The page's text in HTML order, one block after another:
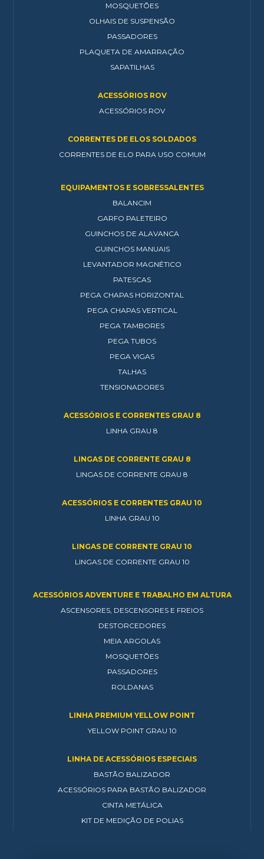
MOSQUETÕES
OLHAIS DE SUSPENSÃO
PASSADORES
PLAQUETA DE AMARRAÇÃO
SAPATILHAS
ACESSÓRIOS ROV
ACESSÓRIOS ROV
CORRENTES DE ELOS SOLDADOS
CORRENTES DE ELO PARA USO COMUM
EQUIPAMENTOS E SOBRESSALENTES
BALANCIM
GARFO PALETEIRO
GUINCHOS DE ALAVANCA
GUINCHOS MANUAIS
LEVANTADOR MAGNÉTICO
PATESCAS
PEGA CHAPAS HORIZONTAL
PEGA CHAPAS VERTICAL
PEGA TAMBORES
PEGA TUBOS
PEGA VIGAS
TALHAS
TENSIONADORES
ACESSÓRIOS E CORRENTES GRAU 8
LINHA GRAU 8
LINGAS DE CORRENTE GRAU 8
LINGAS DE CORRENTE GRAU 8
ACESSÓRIOS E CORRENTES GRAU 10
LINHA GRAU 10
LINGAS DE CORRENTE GRAU 10
LINGAS DE CORRENTE GRAU 10
ACESSÓRIOS ADVENTURE E TRABALHO EM ALTURA
ASCENSORES, DESCENSORES E FREIOS
DESTORCEDORES
MEIA ARGOLAS
MOSQUETÕES
PASSADORES
ROLDANAS
LINHA PREMIUM YELLOW POINT
YELLOW POINT GRAU 10
LINHA DE ACESSÓRIOS ESPECIAIS
BASTÃO BALIZADOR
ACESSÓRIOS PARA BASTÃO BALIZADOR
CINTA METÁLICA
KIT DE MEDIÇÃO DE POLIAS